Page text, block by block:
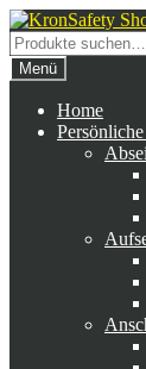
Zur
Navigation
springen
Zum
Inhalt
springen
Suche
nach:
Menü
Home